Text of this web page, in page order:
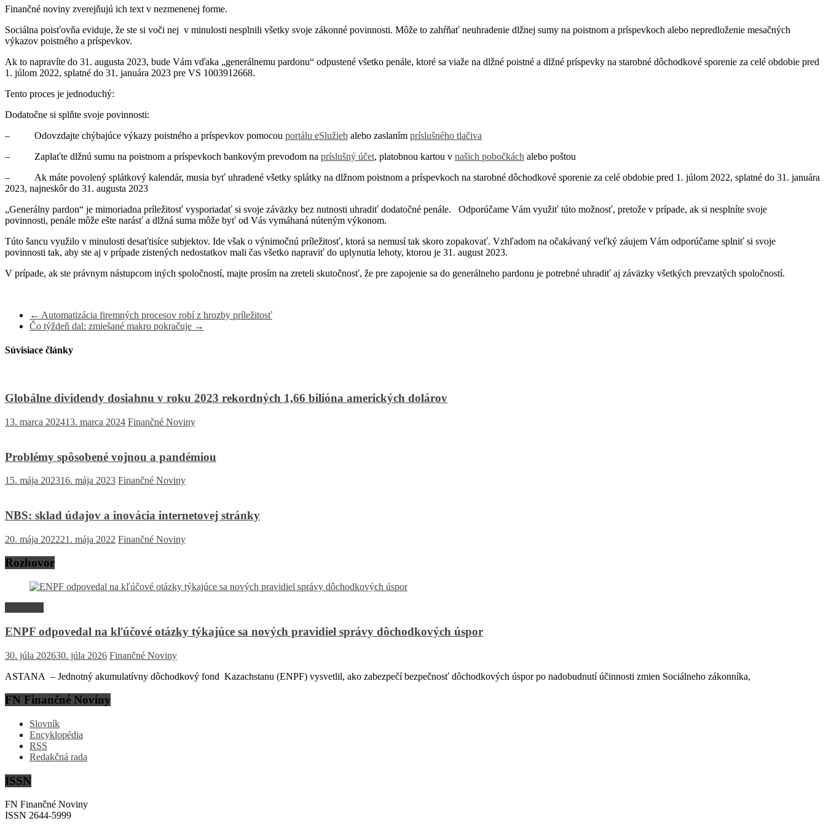
Finančné noviny zverejňujú ich text v nezmenenej forme.
Sociálna poisťovňa eviduje, že ste si voči nej v minulosti nesplnili všetky svoje zákonné povinnosti. Môže to zahŕňať neuhradenie dlžnej sumy na poistnom a príspevkoch alebo nepredloženie mesačných
výkazov poistného a príspevkov.
Ak to napravíte do 31. augusta 2023, bude Vám vďaka „generálnemu pardonu“ odpustené všetko penále, ktoré sa viaže na dlžné poistné a dlžné príspevky na starobné dôchodkové sporenie za celé obdobie pred
1. júlom 2022, splatné do 31. januára 2023 pre VS 1003912668.
Tento proces je jednoduchý:
Dodatočne si splňte svoje povinnosti:
– Odovzdajte chýbajúce výkazy poistného a príspevkov pomocou portálu eSlužieb alebo zaslaním príslušného tlačiva
– Zaplaťte dlžnú sumu na poistnom a príspevkoch bankovým prevodom na príslušný účet, platobnou kartou v našich pobočkách alebo poštou
– Ak máte povolený splátkový kalendár, musia byť uhradené všetky splátky na dlžnom poistnom a príspevkoch na starobné dôchodkové sporenie za celé obdobie pred 1. júlom 2022, splatné do 31. januára
2023, najneskôr do 31. augusta 2023
„Generálny pardon“ je mimoriadna príležitosť vysporiadať si svoje záväzky bez nutnosti uhradiť dodatočné penále. Odporúčame Vám využiť túto možnosť, pretože v prípade, ak si nesplníte svoje
povinnosti, penále môže ešte narásť a dlžná suma môže byť od Vás vymáhaná núteným výkonom.
Túto šancu využilo v minulosti desaťtisíce subjektov. Ide však o výnimočnú príležitosť, ktorá sa nemusí tak skoro zopakovať. Vzhľadom na očakávaný veľký záujem Vám odporúčame splniť si svoje
povinnosti tak, aby ste aj v prípade zistených nedostatkov mali čas všetko napraviť do uplynutia lehoty, ktorou je 31. august 2023.
V prípade, ak ste právnym nástupcom iných spoločností, majte prosím na zreteli skutočnosť, že pre zapojenie sa do generálneho pardonu je potrebné uhradiť aj záväzky všetkých prevzatých spoločností.
← Automatizácia firemných procesov robí z hrozby príležitosť
Čo týždeň dal: zmiešané makro pokračuje →
Súvisiace články
Globálne dividendy dosiahnu v roku 2023 rekordných 1,66 bilióna amerických dolárov
13. marca 202413. marca 2024 Finančné Noviny
Problémy spôsobené vojnou a pandémiou
15. mája 202316. mája 2023 Finančné Noviny
NBS: sklad údajov a inovácia internetovej stránky
20. mája 202221. mája 2022 Finančné Noviny
Rozhovor
ENPF odpovedal na kľúčové otázky týkajúce sa nových pravidiel správy dôchodkových úspor
30. júla 202630. júla 2026 Finančné Noviny
ASTANA – Jednotný akumulatívny dôchodkový fond Kazachstanu (ENPF) vysvetlil, ako zabezpečí bezpečnosť dôchodkových úspor po nadobudnutí účinnosti zmien Sociálneho zákonníka,
FN Finančné Noviny
Slovník
Encyklopédia
RSS
Redakčná rada
ISSN
FN Finančné Noviny
ISSN 2644-5999